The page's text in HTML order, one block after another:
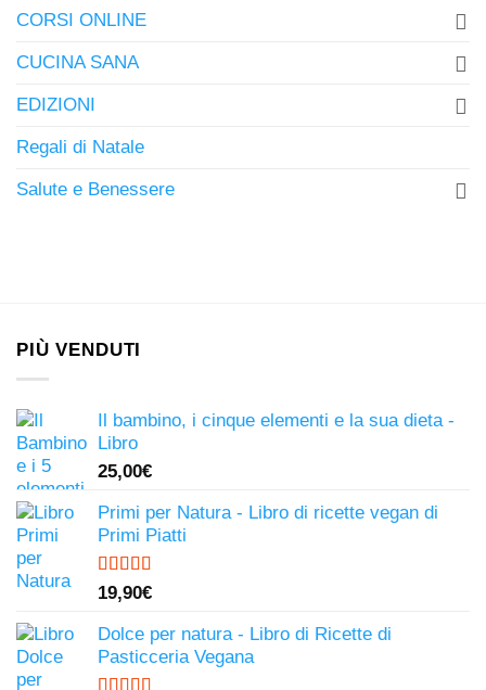
CORSI ONLINE
CUCINA SANA
EDIZIONI
Regali di Natale
Salute e Benessere
PIÙ VENDUTI
Il bambino, i cinque elementi e la sua dieta -
Libro
25,00€
Primi per Natura - Libro di ricette vegan di
Primi Piatti
Valutato
4.50
19,90€
Dolce per natura - Libro di Ricette di
Pasticceria Vegana